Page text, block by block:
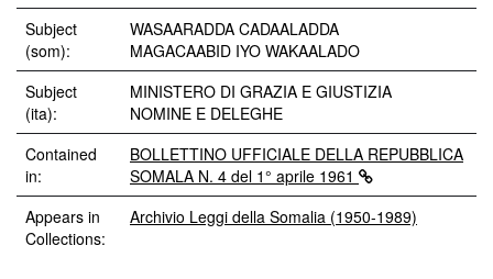
Subject
(som):
WASAARADDA CADAALADDA
MAGACAABID IYO WAKAALADO
Subject
(ita):
MINISTERO DI GRAZIA E GIUSTIZIA
NOMINE E DELEGHE
Contained
in:
BOLLETTINO UFFICIALE DELLA REPUBBLICA
SOMALA N. 4 del 1° aprile 1961
Appears in
Collections:
Archivio Leggi della Somalia (1950-1989)